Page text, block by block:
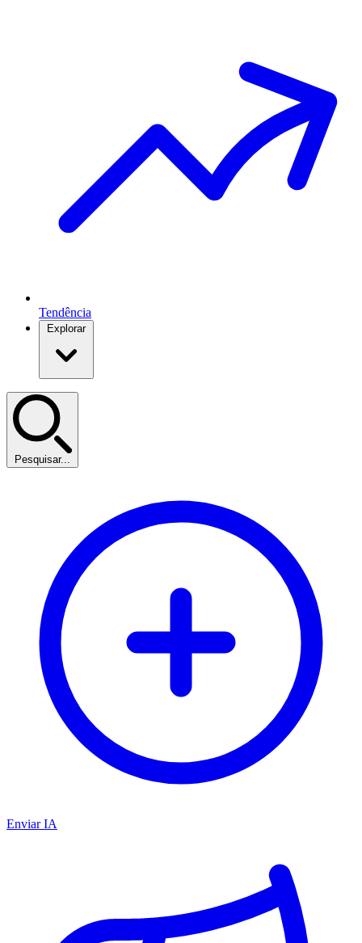
Tendência
Explorar
Pesquisar...
Enviar IA